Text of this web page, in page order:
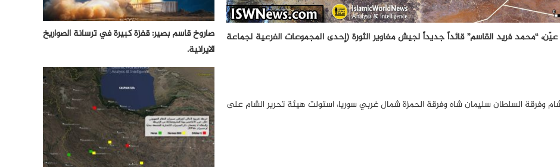
عيّن، “محمد فريد القاسم” قائداً جديداً لجيش مغاوير الثورة (إحدى المجموعات الفرعية لجماعة
الشام وفرقة السلطان سليمان شاه وفرقة الحمزة شمال غربي سوريا، استولت هيئة تحرير الشام على
صاروخ قاسم بصير: قفزة كبيرة في ترسانة الصواريخ
الايرانية.